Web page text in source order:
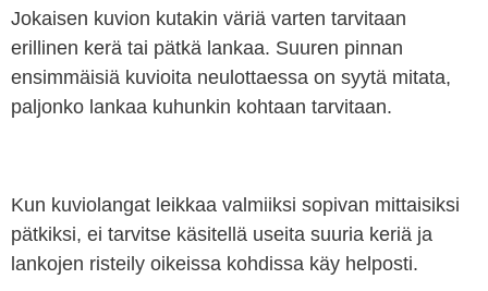
Jokaisen kuvion kutakin väriä varten tarvitaan
erillinen kerä tai pätkä lankaa. Suuren pinnan
ensimmäisiä kuvioita neulottaessa on syytä mitata,
paljonko lankaa kuhunkin kohtaan tarvitaan.
Kun kuviolangat leikkaa valmiiksi sopivan mittaisiksi
pätkiksi, ei tarvitse käsitellä useita suuria keriä ja
lankojen risteily oikeissa kohdissa käy helposti.